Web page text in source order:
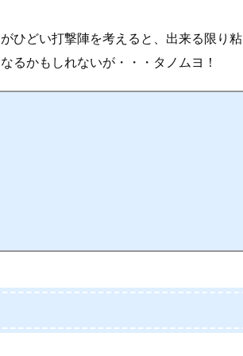
ひどい打撃陣を考えると、出来る限り粘
るかもしれないが・・・タノムヨ！